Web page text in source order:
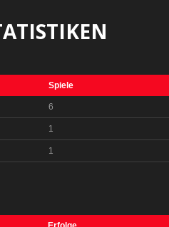
Spiele
6
1
1